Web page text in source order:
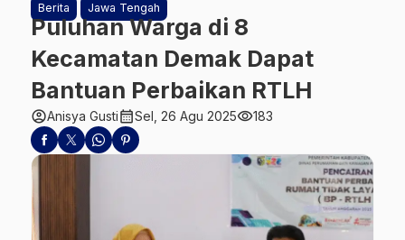
Berita Jawa Tengah
Puluhan Warga di 8
Kecamatan Demak Dapat
Bantuan Perbaikan RTLH
account_circleAnisya Gusticalendar_monthSel, 26 Agu 2025visibility183